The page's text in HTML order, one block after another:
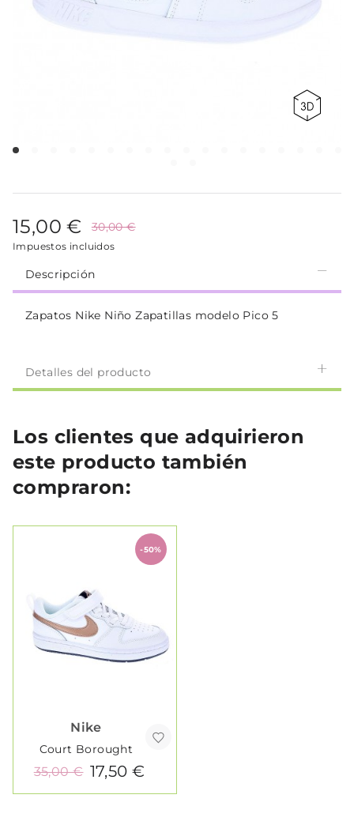
15,00 € 30,00 €
Impuestos incluidos
Descripción
Zapatos Nike Niño Zapatillas modelo Pico 5
Detalles del producto
Los clientes que adquirieron
este producto también
compraron:
-50%
Nike
Court Borought
17,50 €
35,00 €